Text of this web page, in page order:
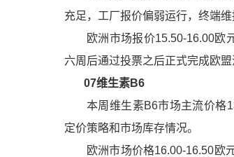
充足，工厂报价偏弱运行，终端
欧洲市场报价15.50-16.00欧
六周后通过投票之后正式完成欧
07维生素B6
本周 维生素B6市场主流价格
定价策略和市场库存情况。
欧洲市场价格16.00-16.50欧